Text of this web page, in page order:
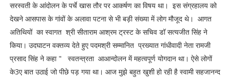
सरस्वती के आंदोलन के पर्चे खास तौर पर आकर्षण का विषय था। इस संग्रहालय को
देखने आसपास के गांवों के अलावा पटना से भी बड़ी संख्या में लोग मौजूद थे। आगत
अतिथियों का स्वागत श्री सीताराम आश्रम ट्रस्ट के सचिव डॉ सत्यजीत सिंह ने
किया। उदघाटन वक्तव्य देते हुए पदमश्री सम्मानित प्रख्यात गांधीवादी नेता रामजी
प्रसाद सिंह ने कहा " स्वतन्त्रता आआन्दोलन में महत्वपूर्ण योगदान था। ऐसे लोगों
के3ए बात उठाई जो पीछे पड़ गया था। आज मुझे बहुत खुशी हो रही है स्वामी सहजानन्द